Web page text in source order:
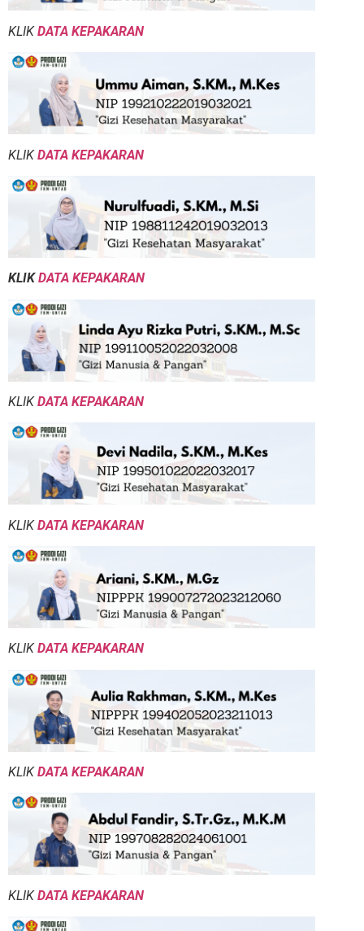
KLIKDATA KEPAKARAN
KLIKDATA KEPAKARAN
KLIK DATA KEPAKARAN
KLIKDATA KEPAKARAN
KLIKDATA KEPAKARAN
KLIKDATA KEPAKARAN
KLIKDATA KEPAKARAN
KLIKDATA KEPAKARAN